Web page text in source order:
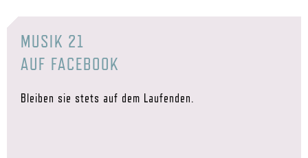
MUSIK 21
AUF FACEBOOK
Bleiben sie stets auf dem Laufenden.